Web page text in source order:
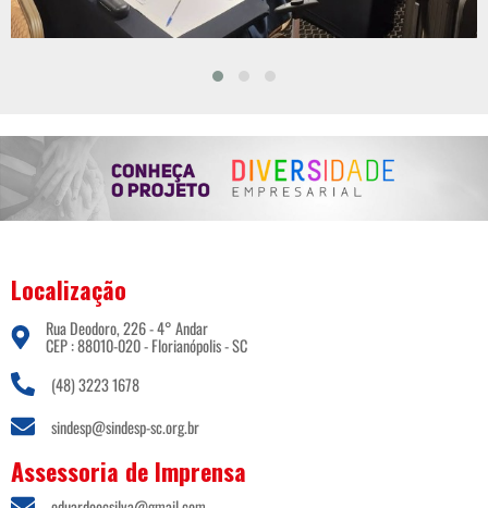
Localização
Rua Deodoro, 226 - 4° Andar
CEP : 88010-020 - Florianópolis - SC
(48) 3223 1678
sindesp@sindesp-sc.org.br
Assessoria de Imprensa